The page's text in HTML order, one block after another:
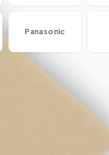
Panasonic